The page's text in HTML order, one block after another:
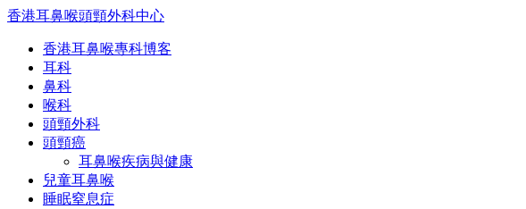
香港耳鼻喉頭頸外科中心
香港耳鼻喉專科博客
耳科
鼻科
喉科
頭頸外科
頭頸癌
耳鼻喉疾病與健康
兒童耳鼻喉
睡眠窒息症